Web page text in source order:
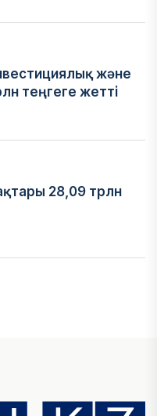
және
теңгеге жетті
28,09 трлн